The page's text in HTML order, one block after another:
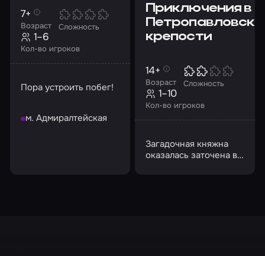
Возраст
7+
Сложность
Кол-во игроков
1–6
Пора устроить побег!
м. Адмиралтейская
Приключения в
крепости
Возраст
14+
Сложность
Кол-во игроков
1–10
Загадочная княжна
оказалась заточена в